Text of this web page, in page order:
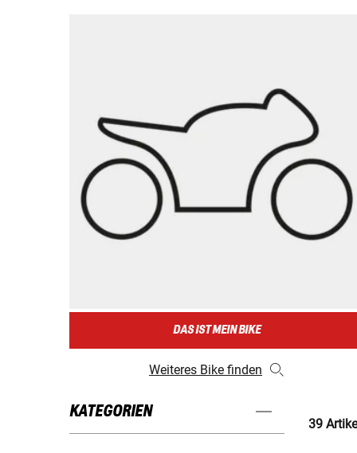
DAS IST MEIN BIKE
Weiteres Bike finden
KATEGORIEN
39